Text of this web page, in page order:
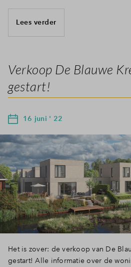
Lees verder
Verkoop De Blauwe
gestart!
16 juni ' 22
Het is zover: de verkoop van De
gestart! Alle informatie over de